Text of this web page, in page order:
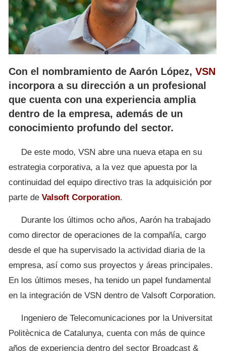
Con el nombramiento de Aarón López, VSN
incorpora a su dirección a un profesional
que cuenta con una experiencia amplia
dentro de la empresa, además de un
conocimiento profundo del sector.
De este modo, VSN abre una nueva etapa en su
estrategia corporativa, a la vez que apuesta por la
continuidad del equipo directivo tras la adquisición por
parte de Valsoft Corporation.
Durante los últimos ocho años, Aarón ha trabajado
como director de operaciones de la compañía, cargo
desde el que ha supervisado la actividad diaria de la
empresa, así como sus proyectos y áreas principales.
En los últimos meses, ha tenido un papel fundamental
en la integración de VSN dentro de Valsoft Corporation.
Ingeniero de Telecomunicaciones por la Universitat
Politècnica de Catalunya, cuenta con más de quince
años de experiencia dentro del sector Broadcast &